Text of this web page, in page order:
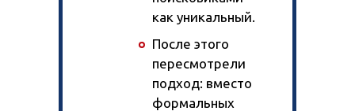
как уникальный.
После этого
пересмотрели
подход: вместо
формальных